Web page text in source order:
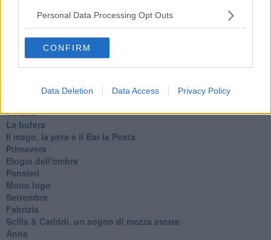
Personal Data Processing Opt Outs
CONFIRM
Data Deletion Data Access Privacy Policy
Il servizio
Riflessioni
L'Oscuro
Generazioni
Ciò che resta
Vittorio
La bufera
Il mago, la pera e il Bar la Posta
Primavera
Elogio dell'ombra
Pensieri
Mono logo
Settembre
Fabrizia
​Scilla & Cariddi, un sogno di mezza estate
Anna